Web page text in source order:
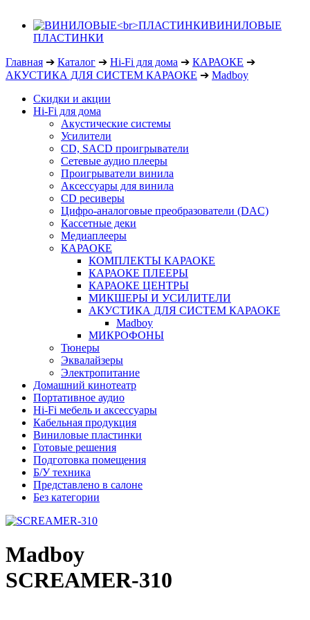
ВИНИЛОВЫЕ
ПЛАСТИНКИ
Главная ➔ Каталог ➔ Hi-Fi для дома ➔ КАРАОКЕ ➔
АКУСТИКА ДЛЯ СИСТЕМ КАРАОКЕ ➔ Madboy
Скидки и акции
Hi-Fi для дома
Акустические системы
Усилители
CD, SACD проигрыватели
Сетевые аудио плееры
Проигрыватели винила
Аксессуары для винила
CD ресиверы
Цифро-аналоговые преобразователи (DAC)
Кассетные деки
Медиаплееры
КАРАОКЕ
КОМПЛЕКТЫ КАРАОКЕ
КАРАОКЕ ПЛЕЕРЫ
КАРАОКЕ ЦЕНТРЫ
МИКШЕРЫ И УСИЛИТЕЛИ
АКУСТИКА ДЛЯ СИСТЕМ КАРАОКЕ
Madboy
МИКРОФОНЫ
Тюнеры
Эквалайзеры
Электропитание
Домашний кинотеатр
Портативное аудио
Hi-Fi мебель и аксессуары
Кабельная продукция
Виниловые пластинки
Готовые решения
Подготовка помещения
Б/У техника
Представлено в салоне
Без категории
Madboy
SCREAMER-310